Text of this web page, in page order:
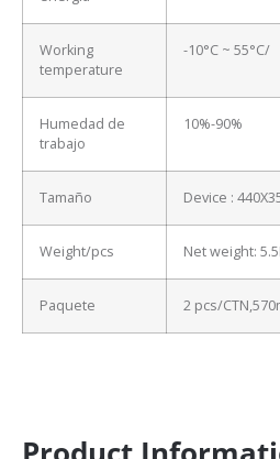
Working
temperature
-10°C ~ 55°C/
Humedad de
trabajo
10%-90%
Tamaño Device :
Weight/pcs Net weight:
Paquete 2 pcs/